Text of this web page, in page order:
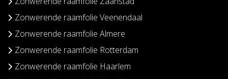
Zonwerende raamfolie Veenendaal
Zonwerende raamfolie Almere
Zonwerende raamfolie Rotterdam
Zonwerende raamfolie Haarlem